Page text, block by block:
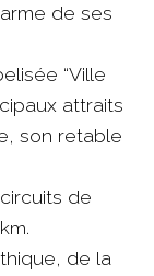
de ses
“Ville
attraits
son retable
de
de la